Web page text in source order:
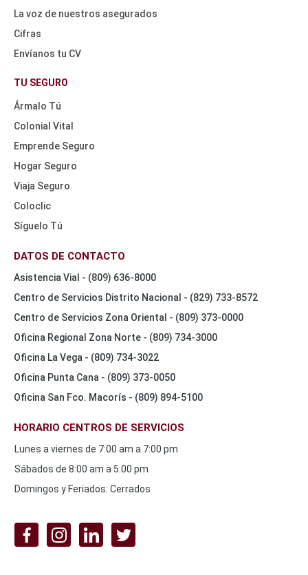
La voz de nuestros asegurados
Cifras
Envíanos tu CV
NAV
TU SEGURO
Ármalo Tú
Colonial Vital
Emprende Seguro
Hogar Seguro
Viaja Seguro
Coloclic
Síguelo Tú
DATOS DE CONTACTO
Asistencia Vial - (809) 636-8000
Centro de Servicios Distrito Nacional - (829) 733-8572
Centro de Servicios Zona Oriental - (809) 373-0000
Oficina Regional Zona Norte - (809) 734-3000
Oficina La Vega - (809) 734-3022
Oficina Punta Cana - (809) 373-0050
Oficina San Fco. Macorís - (809) 894-5100
HORARIO CENTROS DE SERVICIOS
Lunes a viernes de 7:00 am a 7:00 pm
Sábados de 8:00 am a 5:00 pm
Domingos y Feriados: Cerrados
REDES
SOCIALES